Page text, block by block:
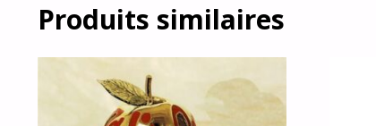
Produits similaires